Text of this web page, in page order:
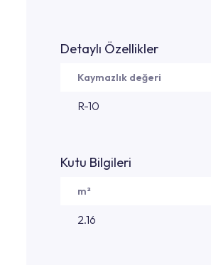
Detaylı Özellikler
Kaymazlık değeri
R-10
Kutu Bilgileri
m²
2.16